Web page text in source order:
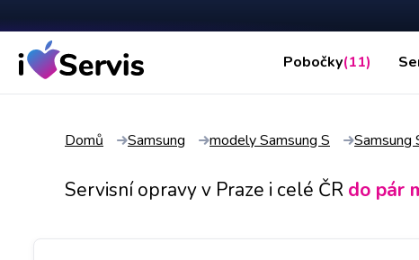
Pobočky(11)
Domů Samsung modely Samsung S Samsung
Servisní opravy v Praze i celé ČR do pár